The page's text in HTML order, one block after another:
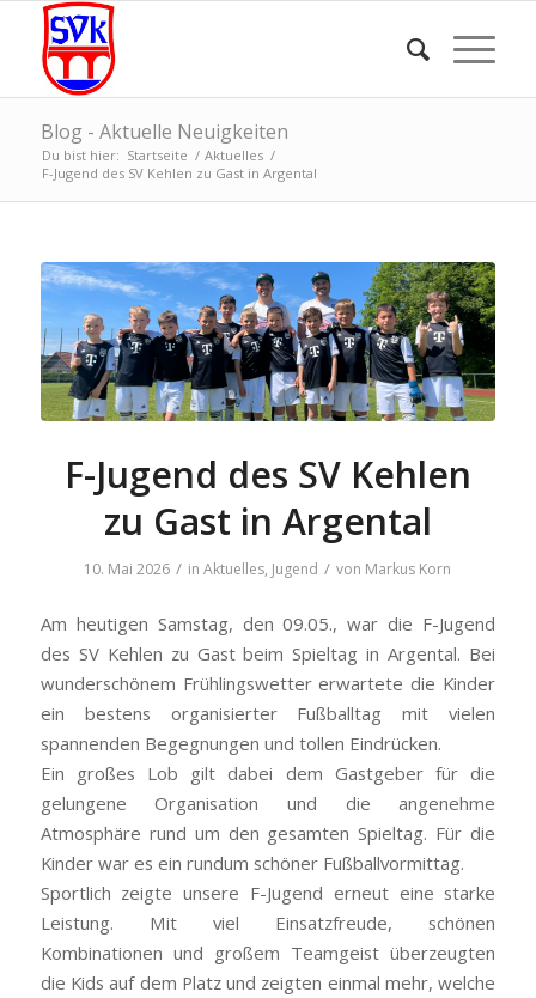
Blog - Aktuelle Neuigkeiten
Du bist hier: Startseite / Aktuelles /
F-Jugend des SV Kehlen zu Gast in Argental
F-Jugend des SV Kehlen
zu Gast in Argental
10. Mai 2026 / inAktuelles, Jugend / von Markus Korn
Am heutigen Samstag, den 09.05., war die F-Jugend
des SV Kehlen zu Gast beim Spieltag in Argental. Bei
wunderschönem Frühlingswetter erwartete die Kinder
ein bestens organisierter Fußballtag mit vielen
spannenden Begegnungen und tollen Eindrücken.
Ein großes Lob gilt dabei dem Gastgeber für die
gelungene Organisation und die angenehme
Atmosphäre rund um den gesamten Spieltag. Für die
Kinder war es ein rundum schöner Fußballvormittag.
Sportlich zeigte unsere F-Jugend erneut eine starke
Leistung. Mit viel Einsatzfreude, schönen
Kombinationen und großem Teamgeist überzeugten
die Kids auf dem Platz und zeigten einmal mehr, welche